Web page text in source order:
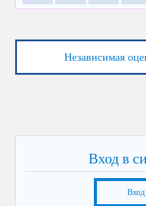
Независимая
Вход в
Вход